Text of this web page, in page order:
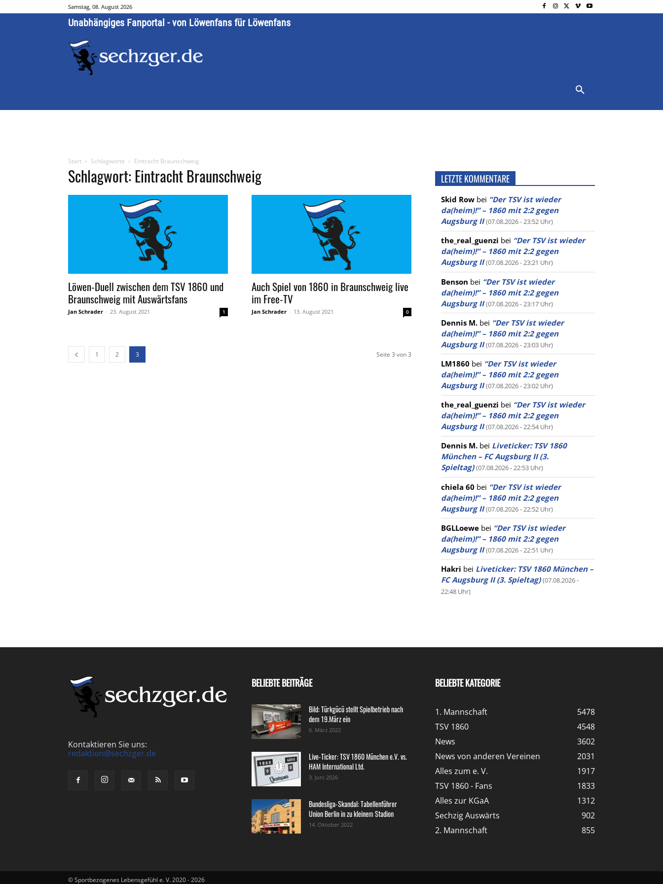
Samstag, 08. August 2026
Unabhängiges Fanportal - von Löwenfans für Löwenfans
Start Schlagworte Eintracht Braunschweig
Schlagwort: Eintracht Braunschweig
Löwen-Duell zwischen dem TSV 1860 und
Braunschweig mit Auswärtsfans
Jan Schrader - 23. August 2021 1
Auch Spiel von 1860 in Braunschweig live
im Free-TV
Jan Schrader - 13. August 2021 0
1 2 3 Seite 3 von 3
LETZTE KOMMENTARE
Skid Row bei “Der TSV ist wieder
da(heim)!” – 1860 mit 2:2 gegen
Augsburg II (07.08.2026 - 23:52 Uhr)
the_real_guenzi bei “Der TSV ist wieder
da(heim)!” – 1860 mit 2:2 gegen
Augsburg II (07.08.2026 - 23:21 Uhr)
Benson bei “Der TSV ist wieder
da(heim)!” – 1860 mit 2:2 gegen
Augsburg II (07.08.2026 - 23:17 Uhr)
Dennis M. bei “Der TSV ist wieder
da(heim)!” – 1860 mit 2:2 gegen
Augsburg II (07.08.2026 - 23:03 Uhr)
LM1860 bei “Der TSV ist wieder
da(heim)!” – 1860 mit 2:2 gegen
Augsburg II (07.08.2026 - 23:02 Uhr)
the_real_guenzi bei “Der TSV ist wieder
da(heim)!” – 1860 mit 2:2 gegen
Augsburg II (07.08.2026 - 22:54 Uhr)
Dennis M. bei Liveticker: TSV 1860
München – FC Augsburg II (3.
Spieltag) (07.08.2026 - 22:53 Uhr)
chiela 60 bei “Der TSV ist wieder
da(heim)!” – 1860 mit 2:2 gegen
Augsburg II (07.08.2026 - 22:52 Uhr)
BGLLoewe bei “Der TSV ist wieder
da(heim)!” – 1860 mit 2:2 gegen
Augsburg II (07.08.2026 - 22:51 Uhr)
Hakri bei Liveticker: TSV 1860 München –
FC Augsburg II (3. Spieltag) (07.08.2026 -
22:48 Uhr)
Kontaktieren Sie uns:
redaktion@sechzger.de
BELIEBTE BEITRÄGE
Bild: Türkgücü stellt Spielbetrieb nach
dem 19.März ein
6. März 2022
Live-Ticker: TSV 1860 München e.V. vs.
HAM International Ltd.
3. Juni 2026
Bundesliga-Skandal: Tabellenführer
Union Berlin in zu kleinem Stadion
14. Oktober 2022
BELIEBTE KATEGORIE
1. Mannschaft
5478
TSV 1860
4548
News
3602
News von anderen Vereinen
2031
Alles zum e. V.
1917
TSV 1860 - Fans
1833
Alles zur KGaA
1312
Sechzig Auswärts
902
2. Mannschaft
855
© Sportbezogenes Lebensgefühl e. V. 2020 - 2026